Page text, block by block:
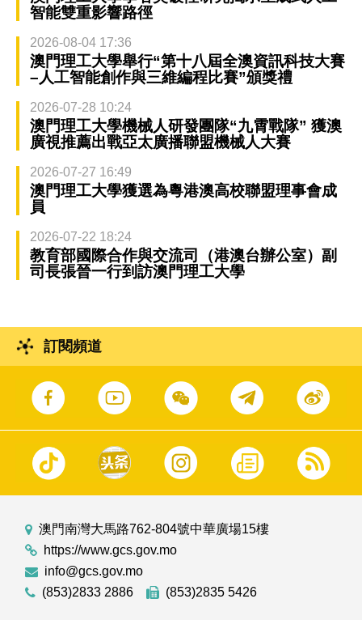
智能雙重影響路徑
2026-08-04 17:36
澳門理工大學舉行“第十八屆全澳資訊科技大賽
–人工智能創作與三維編程比賽”頒獎禮
2026-07-28 10:24
澳門理工大學機械人研發團隊“九霄戰隊” 獲澳
廣視推薦出戰亞太廣播聯盟機械人大賽
2026-07-27 16:49
澳門理工大學獲選為粵港澳高校聯盟理事會成
員
2026-07-22 18:24
教育部國際合作與交流司（港澳台辦公室）副
司長張晉一行到訪澳門理工大學
訂閱頻道
澳門南灣大馬路762-804號中華廣場15樓
https://www.gcs.gov.mo
info@gcs.gov.mo
(853)2833 2886
(853)2835 5426